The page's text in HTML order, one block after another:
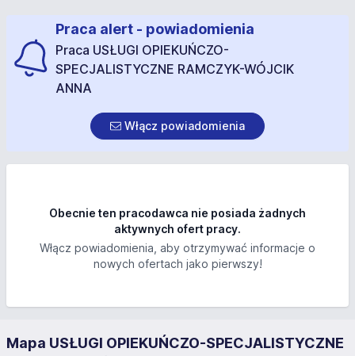
Praca alert - powiadomienia
Praca USŁUGI OPIEKUŃCZO-
SPECJALISTYCZNE RAMCZYK-WÓJCIK
ANNA
Włącz powiadomienia
Obecnie ten pracodawca nie posiada żadnych
aktywnych ofert pracy.
Włącz powiadomienia, aby otrzymywać informacje o
nowych ofertach jako pierwszy!
Mapa USŁUGI OPIEKUŃCZO-SPECJALISTYCZNE